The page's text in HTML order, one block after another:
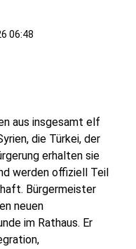
06:48
aus insgesamt elf
die Türkei, der
erhalten sie
werden offiziell Teil
Bürgermeister
neuen
im Rathaus. Er